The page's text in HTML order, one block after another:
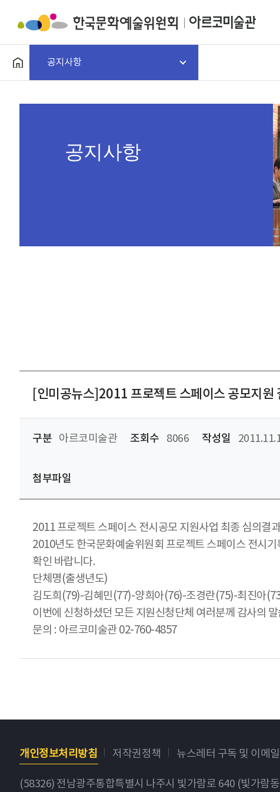
공지사항
공지사항
[인미공뉴스]2011 프로젝트 스페이스 공모지원
구분 아르코미술관 조회수 8066 작성일
첨부파일
2011 프로젝트 스페이스 전시공모 지원사업 최종 심의결
2010년도 한국문화예술위원회 프로젝트 스페이스 전시
확인 바랍니다.
단체명(출생년도)
김도희(79)-김혜민(77)-양희아(76)-조경란(75)-최진아
이번에 신청하셨던 모든 지원신청단체 여러분께 감사의
문의 : 아르코미술관 02-760-4857
개인정보처리방침 저작권정책 뉴스레터 구독 및 이메
(58326) 전남광주통합특별시 나주시 빛가람로 640 (빛가람